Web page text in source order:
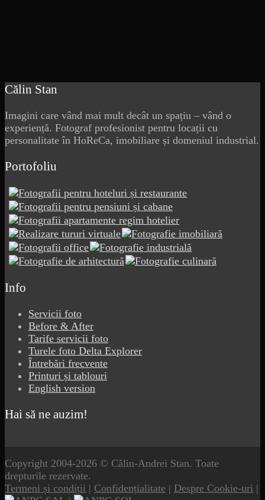
Călin Stan
Imagini care vând mai mult decât un spațiu – vând o
experiență. Fotograf profesionist pentru locații cu
personalitate în HoReCa, imobiliare și domeniul industrial.
Portofoliu
Info
Servicii foto
Before & After
Tarife servicii foto
Turele foto Delta Explorer
Întrebări frecvente
Printuri și tablouri
English version
Hai să ne auzim!
Copyright 2004-2026 © Călin-Andrei Stan. Toate
drepturile rezervate.
Termeni și condiții | Confidențialitate | Despre Cookie-uri |